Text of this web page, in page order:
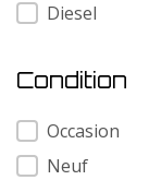
Diesel
Condition
Condition
Occasion
Neuf